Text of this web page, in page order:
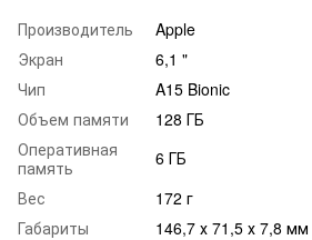
Производитель
Apple
Экран
6,1 "
Чип
A15 Bionic
Объем памяти
128 ГБ
Оперативная
память
6 ГБ
Вес
172 г
Габариты
146,7 х 71,5 х 7,8 мм